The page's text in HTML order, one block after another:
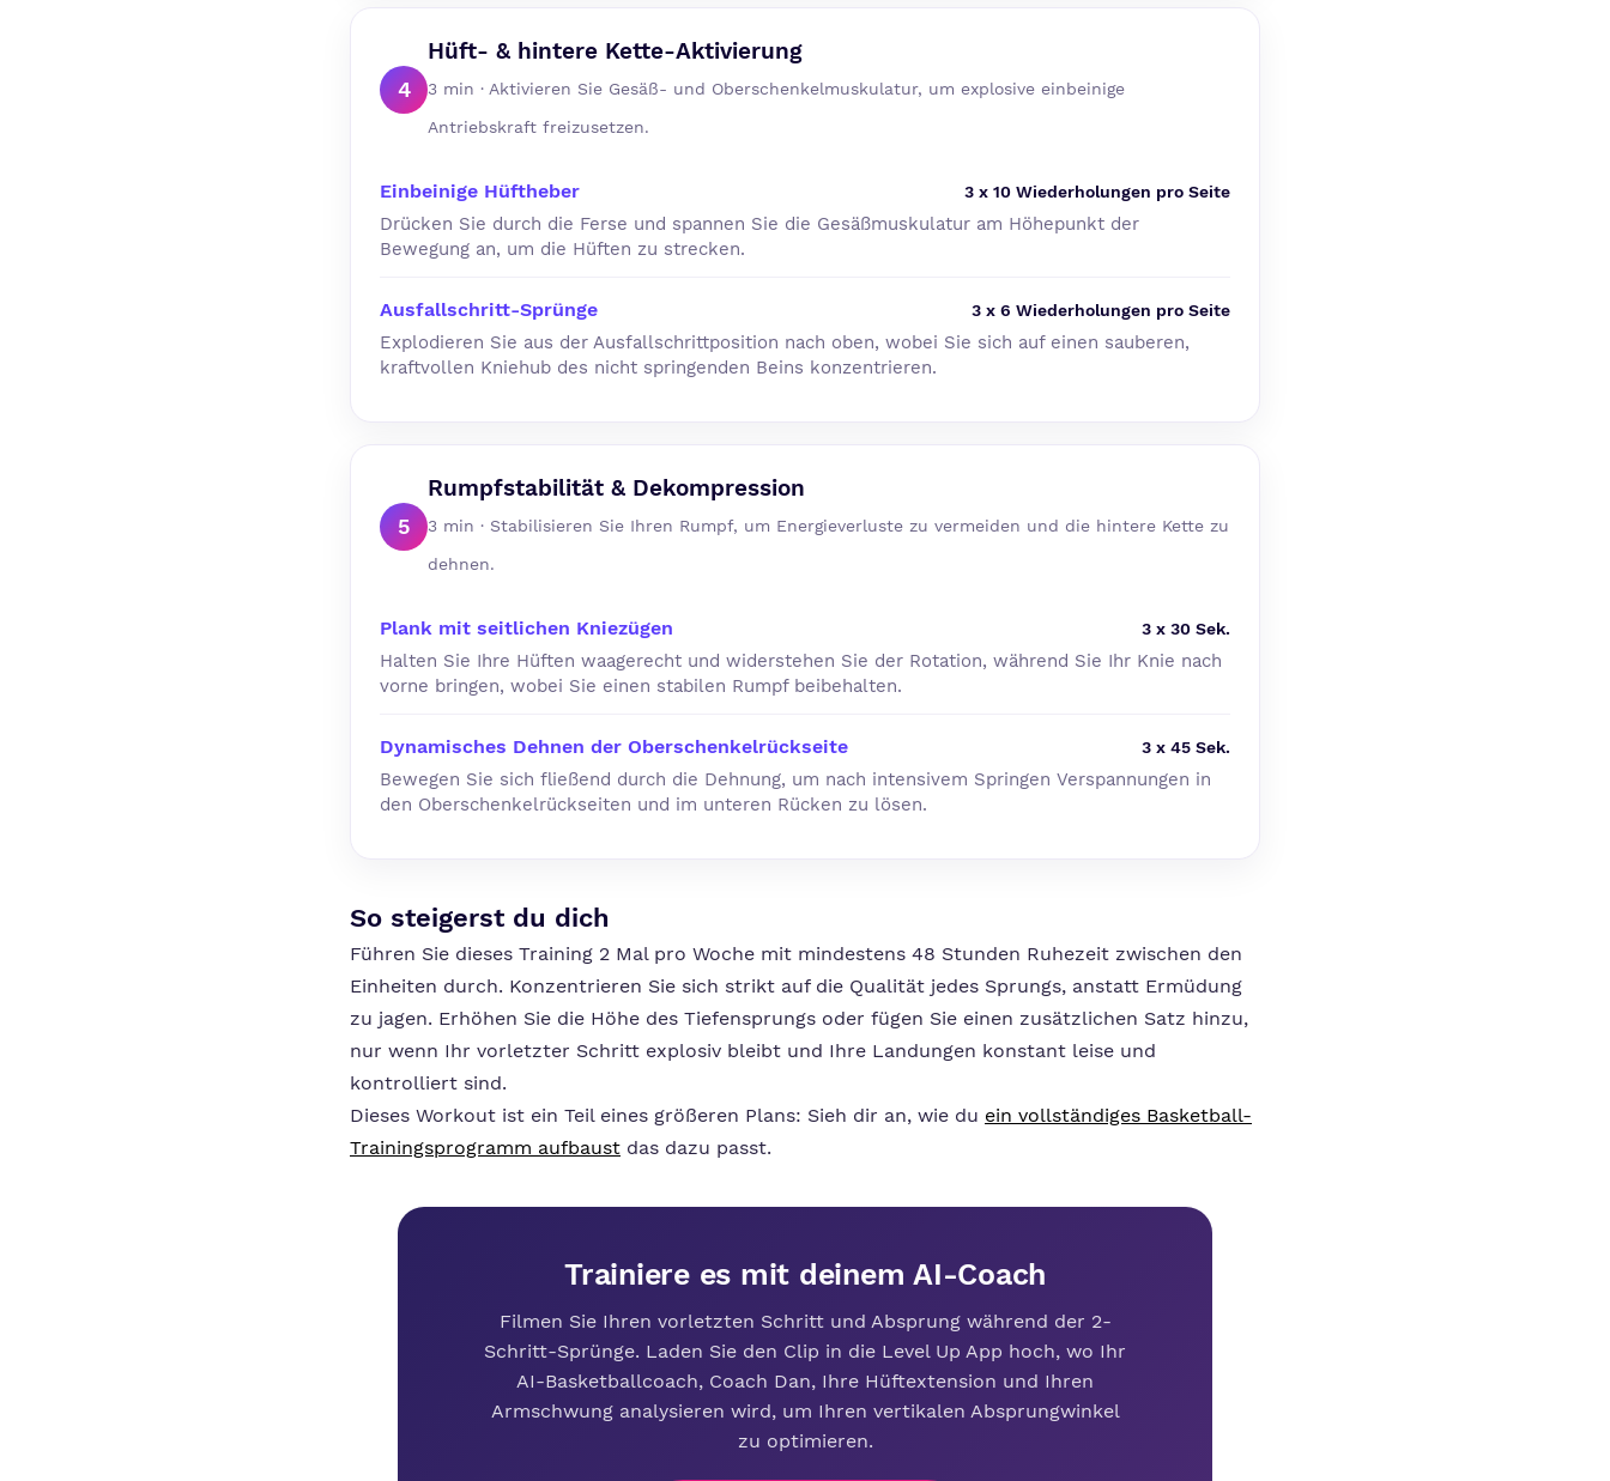
4
Hüft- & hintere Kette-Aktivierung
3 min · Aktivieren Sie Gesäß- und Oberschenkelmuskulatur, um explosive einbeinige
Antriebskraft freizusetzen.
Einbeinige Hüftheber 3 x 10 Wiederholungen pro Seite
Drücken Sie durch die Ferse und spannen Sie die Gesäßmuskulatur am Höhepunkt der
Bewegung an, um die Hüften zu strecken.
Ausfallschritt-Sprünge 3 x 6 Wiederholungen pro Seite
Explodieren Sie aus der Ausfallschrittposition nach oben, wobei Sie sich auf einen sauberen,
kraftvollen Kniehub des nicht springenden Beins konzentrieren.
5
Rumpfstabilität & Dekompression
3 min · Stabilisieren Sie Ihren Rumpf, um Energieverluste zu vermeiden und die hintere Kette zu
dehnen.
Plank mit seitlichen Kniezügen 3 x 30 Sek.
Halten Sie Ihre Hüften waagerecht und widerstehen Sie der Rotation, während Sie Ihr Knie nach
vorne bringen, wobei Sie einen stabilen Rumpf beibehalten.
Dynamisches Dehnen der Oberschenkelrückseite 3 x 45 Sek.
Bewegen Sie sich fließend durch die Dehnung, um nach intensivem Springen Verspannungen in
den Oberschenkelrückseiten und im unteren Rücken zu lösen.
So steigerst du dich
Führen Sie dieses Training 2 Mal pro Woche mit mindestens 48 Stunden Ruhezeit zwischen den
Einheiten durch. Konzentrieren Sie sich strikt auf die Qualität jedes Sprungs, anstatt Ermüdung
zu jagen. Erhöhen Sie die Höhe des Tiefensprungs oder fügen Sie einen zusätzlichen Satz hinzu,
nur wenn Ihr vorletzter Schritt explosiv bleibt und Ihre Landungen konstant leise und
kontrolliert sind.
Dieses Workout ist ein Teil eines größeren Plans: Sieh dir an, wie du ein vollständiges Basketball-
Trainingsprogramm aufbaust das dazu passt.
Trainiere es mit deinem AI-Coach
Filmen Sie Ihren vorletzten Schritt und Absprung während der 2-
Schritt-Sprünge. Laden Sie den Clip in die Level Up App hoch, wo Ihr
AI-Basketballcoach, Coach Dan, Ihre Hüftextension und Ihren
Armschwung analysieren wird, um Ihren vertikalen Absprungwinkel
zu optimieren.